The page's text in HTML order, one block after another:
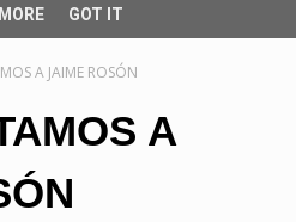
A JAIME ROSÓN
A
GOT IT